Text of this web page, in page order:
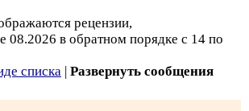
рецензии,
08.2026 в обратном порядке с 14 по
списка | Развернуть сообщения